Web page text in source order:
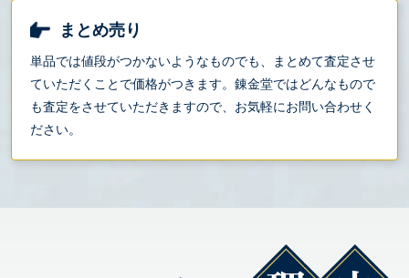
まとめ売り
単品では値段がつかないようなものでも、まとめて査定させ
ていただくことで価格がつきます。錬金堂ではどんなもので
も査定をさせていただきますので、お気軽にお問い合わせく
ださい。